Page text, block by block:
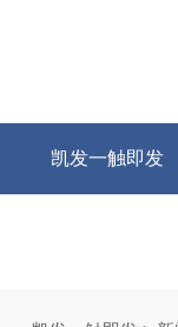
凯发一触即发